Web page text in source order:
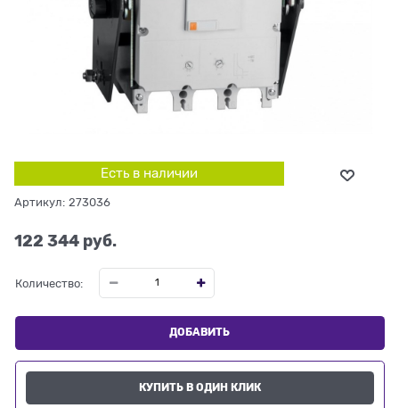
Есть в наличии
Артикул: 273036
122 344 руб.
Количество:
ДОБАВИТЬ
КУПИТЬ В ОДИН КЛИК